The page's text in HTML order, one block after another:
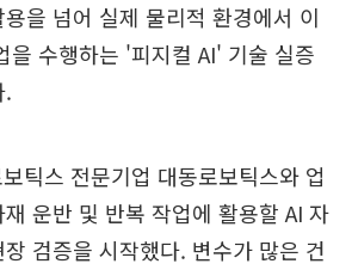
을 넘어 실제 물리적 환경에서 이
을 수행하는 '피지컬 AI' 기술 실증
.
틱스 전문기업 대동로보틱스와 업
운반 및 반복 작업에 활용할 AI 자
검증을 시작했다. 변수가 많은 건